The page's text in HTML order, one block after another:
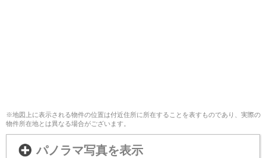
※地図上に表示される物件の位置は付近住所に所在することを表すものであり、実際の
物件所在地とは異なる場合がございます。
パノラマ写真を表示